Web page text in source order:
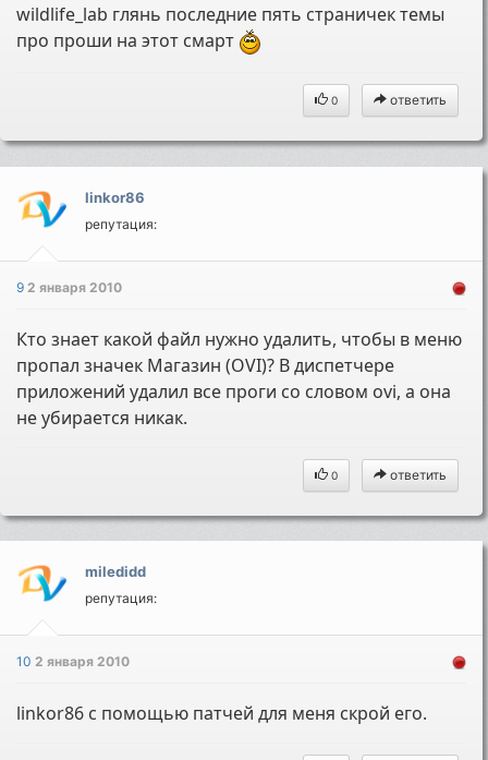
wildlife_lab глянь последние пять страничек темы
про проши на этот смарт
0 ответить
linkor86
репутация:
92 января 2010
Кто знает какой файл нужно удалить, чтобы в меню
пропал значек Магазин (OVI)? В диспетчере
приложений удалил все проги со словом ovi, а она
не убирается никак.
0 ответить
miledidd
репутация:
102 января 2010
linkor86 с помощью патчей для меня скрой его.